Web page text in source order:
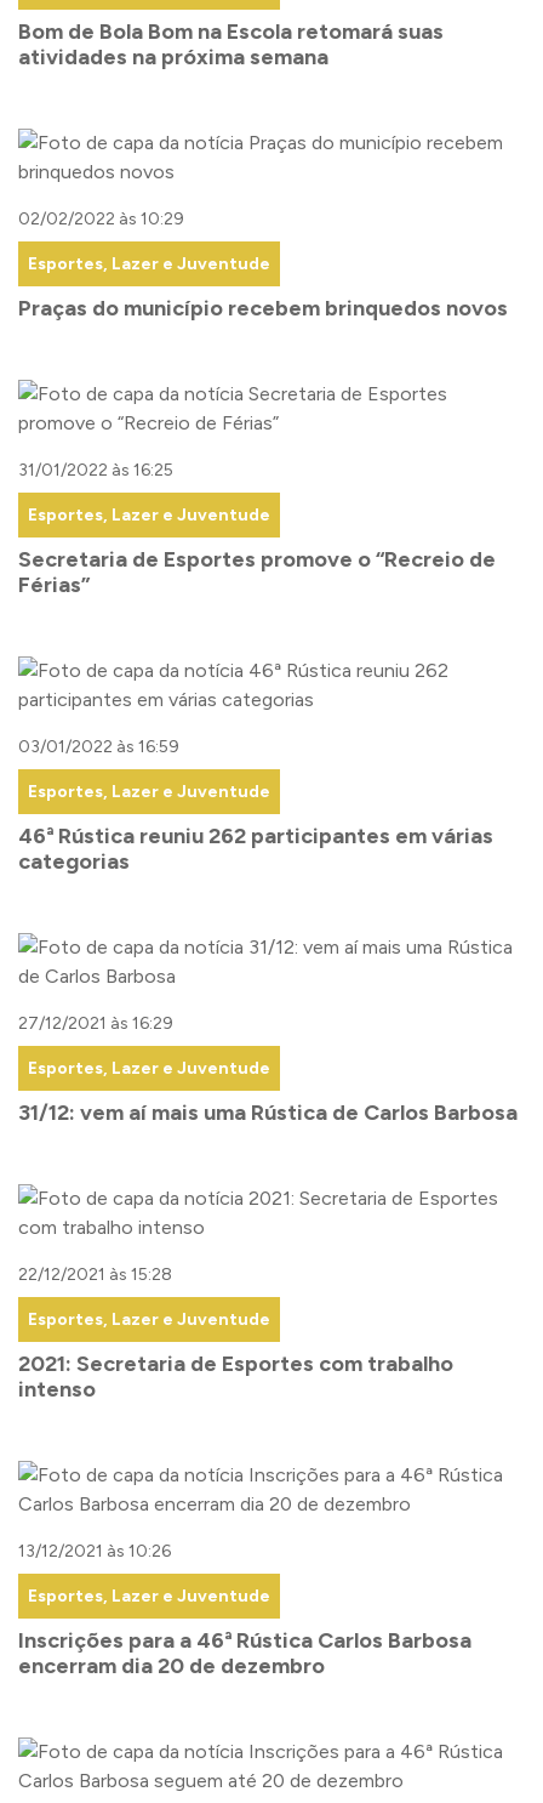
Bom de Bola Bom na Escola retomará suas
atividades na próxima semana
02/02/2022 às 10:29
Esportes, Lazer e Juventude
Praças do município recebem brinquedos novos
31/01/2022 às 16:25
Esportes, Lazer e Juventude
Secretaria de Esportes promove o “Recreio de
Férias”
03/01/2022 às 16:59
Esportes, Lazer e Juventude
46ª Rústica reuniu 262 participantes em várias
categorias
27/12/2021 às 16:29
Esportes, Lazer e Juventude
31/12: vem aí mais uma Rústica de Carlos Barbosa
22/12/2021 às 15:28
Esportes, Lazer e Juventude
2021: Secretaria de Esportes com trabalho
intenso
13/12/2021 às 10:26
Esportes, Lazer e Juventude
Inscrições para a 46ª Rústica Carlos Barbosa
encerram dia 20 de dezembro